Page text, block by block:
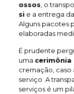
ossos , o
si e a entrega
Alguns pacotes
elaboradas
É prudente
uma cerimônia
cremação, caso
serviço. A
serviços é um